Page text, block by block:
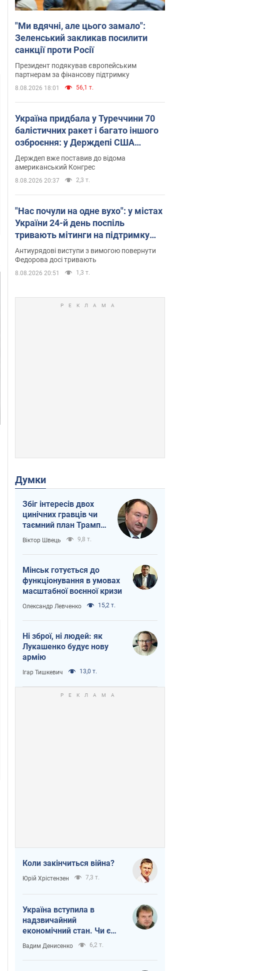
"Ми вдячні, але цього замало":
Зеленський закликав посилити
санкції проти Росії
Президент подякував європейським
партнерам за фінансову підтримку
8.08.2026 18:01 56,1 т.
Україна придбала у Туреччини 70
балістичних ракет і багато іншого
озброєння: у Держдепі США
оприлюднили список
Держдеп вже поставив до відома
американський Конгрес
8.08.2026 20:37 2,3 т.
"Нас почули на одне вухо": у містах
України 24-й день поспіль
тривають мітинги на підтримку
Федорова. Фото і відео
Антиурядові виступи з вимогою повернути
Федорова досі тривають
8.08.2026 20:51 1,3 т.
Думки
Збіг інтересів двох
цинічних гравців чи
таємний план Трампа
і Путіна?
Віктор Швець 9,8 т.
Мінськ готується до
функціонування в умовах
масштабної воєнної кризи
Олександр Левченко 15,2 т.
Ні зброї, ні людей: як
Лукашенко будує нову
армію
Ігар Тишкевич 13,0 т.
Коли закінчиться війна?
Юрій Хрістензен 7,3 т.
Україна вступила в
надзвичайний
економічний стан. Чи є
світло вкінці тунелю?
Вадим Денисенко 6,2 т.